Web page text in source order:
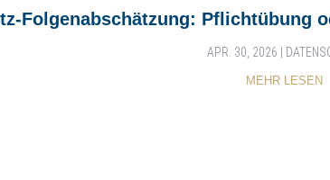
Folgenabschätzung: Pflichtübung
APR. 30, 2026 |
MEHR LESEN